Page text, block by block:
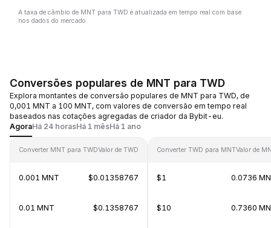
A taxa de câmbio de MNT para TWD é atualizada em tempo real com base
nos dados do mercado.
Conversões populares de MNT para TWD
Explora montantes de conversão populares de MNT para TWD, de
0,001 MNT a 100 MNT, com valores de conversão em tempo real
baseados nas cotações agregadas de criador da Bybit-eu.
AgoraHá 24 horasHá 1 mêsHá 1 ano
Converter MNT para TWDValor de TWD
0.001 MNT $0.01358767
0.01 MNT $0.1358767
Converter TWD para MNTValor de
$1 0.0736
$10 0.7360